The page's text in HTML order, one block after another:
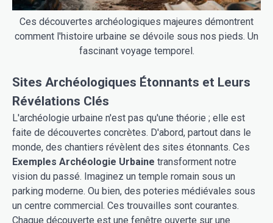
Ces découvertes archéologiques majeures démontrent
comment l'histoire urbaine se dévoile sous nos pieds. Un
fascinant voyage temporel.
Sites Archéologiques Étonnants et Leurs
Révélations Clés
L'archéologie urbaine n'est pas qu'une théorie ; elle est
faite de découvertes concrètes. D'abord, partout dans le
monde, des chantiers révèlent des sites étonnants. Ces
Exemples Archéologie Urbaine transforment notre
vision du passé. Imaginez un temple romain sous un
parking moderne. Ou bien, des poteries médiévales sous
un centre commercial. Ces trouvailles sont courantes.
Chaque découverte est une fenêtre ouverte sur une